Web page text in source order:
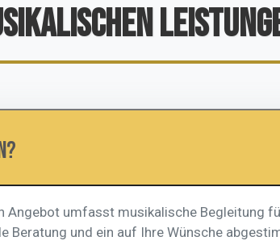
Angebot umfasst musikalische Begleitung
Beratung und ein auf Ihre Wünsche